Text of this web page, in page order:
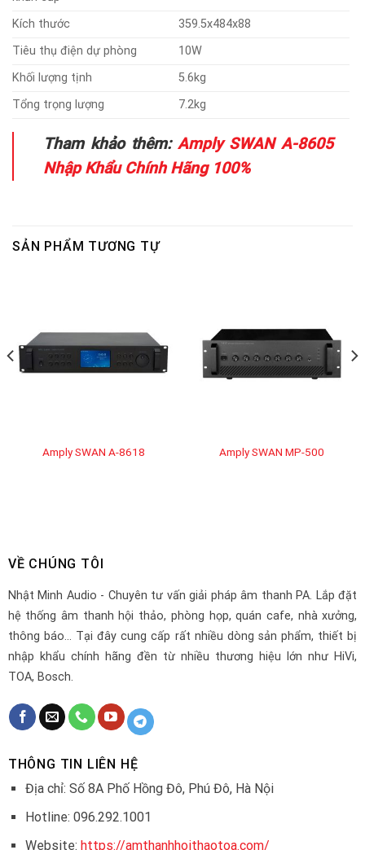
Kích thước
359.5x484x88
Tiêu thụ điện dự phòng
10W
Khối lượng tịnh
5.6kg
Tổng trọng lượng
7.2kg
Tham khảo thêm: Amply SWAN A-8605
Nhập Khẩu Chính Hãng 100%
SẢN PHẨM TƯƠNG TỰ
Amply SWAN A-8618 Amply SWAN MP-500
VỀ CHÚNG TÔI
Nhật Minh Audio - Chuyên tư vấn giải pháp âm thanh PA. Lắp đặt
hệ thống âm thanh hội thảo, phòng họp, quán cafe, nhà xưởng,
thông báo... Tại đây cung cấp rất nhiều dòng sản phẩm, thiết bị
nhập khẩu chính hãng đền từ nhiều thương hiệu lớn như HiVi,
TOA, Bosch.
THÔNG TIN LIÊN HỆ
Địa chỉ: Số 8A Phố Hồng Đô, Phú Đô, Hà Nội
Hotline: 096.292.1001
Website: https://amthanhhoithaotoa.com/